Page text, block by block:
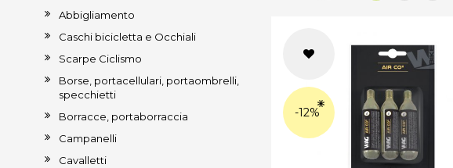
Abbigliamento
Caschi bicicletta e Occhiali
Scarpe Ciclismo
Borse, portacellulari, portaombrelli,
specchietti
Borracce, portaborraccia
Campanelli
Cavalletti
-12%